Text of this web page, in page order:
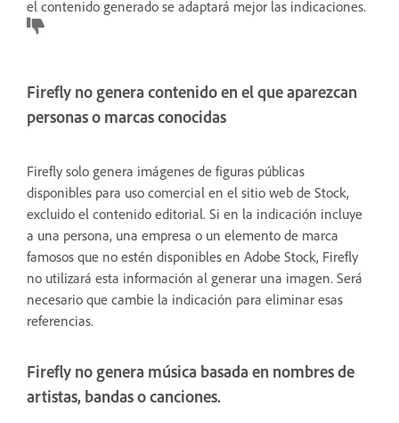
el contenido generado se adaptará mejor las indicaciones.
Firefly no genera contenido en el que aparezcan
personas o marcas conocidas
Firefly solo genera imágenes de figuras públicas
disponibles para uso comercial en el sitio web de Stock,
excluido el contenido editorial. Si en la indicación incluye
a una persona, una empresa o un elemento de marca
famosos que no estén disponibles en Adobe Stock, Firefly
no utilizará esta información al generar una imagen. Será
necesario que cambie la indicación para eliminar esas
referencias.
Firefly no genera música basada en nombres de
artistas, bandas o canciones.